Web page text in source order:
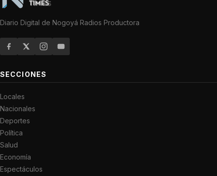
Diario Digital de Nogoyá Radios Productora
SECCIONES
Locales
Nacionales
Deportes
Política
Salud
Economía
Espectáculos